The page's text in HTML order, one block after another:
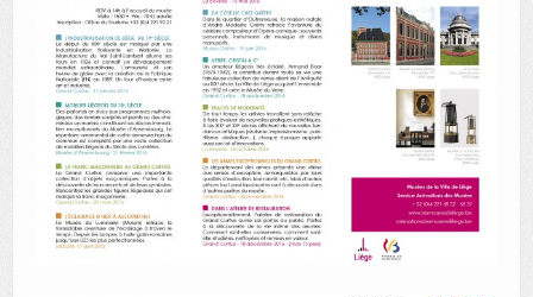
AUTRES LIEUX
ANIMATIONS DES MUSÉES
PUBLICATIONS
LES APPELS À PROJETS
LE PORTAIL DES COLLECTIONS